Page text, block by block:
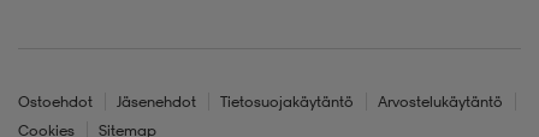
Ostoehdot Jäsenehdot Tietosuojakäytäntö
Arvostelukäytäntö
Cookies
Sitemap